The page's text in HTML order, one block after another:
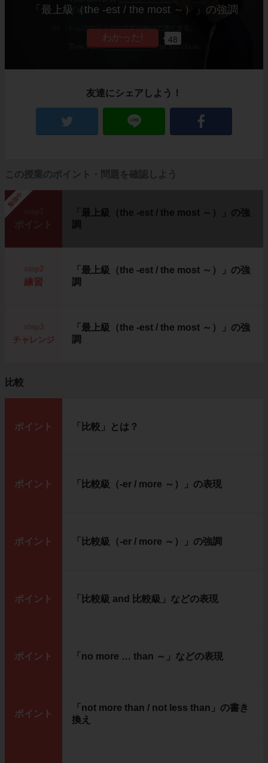
「最上級（the -est / the most ～）」の強調
48
友達にシェアしよう！
この授業のポイント・問題を確認しよう
勉強中
「最上級（the -est / the most ～）」の強
調
練習
「最上級（the -est / the most ～）」の強
調
チャレンジ
「最上級（the -est / the most ～）」の強
調
比較
ポイント 「比較」とは？
ポイント 「比較級（-er / more ～）」の表現
ポイント 「比較級（-er / more ～）」の強調
ポイント 「比較級 and 比較級」などの表現
ポイント 「no more … than ～」などの表現
ポイント
「not more than / not less than」の書き
換え